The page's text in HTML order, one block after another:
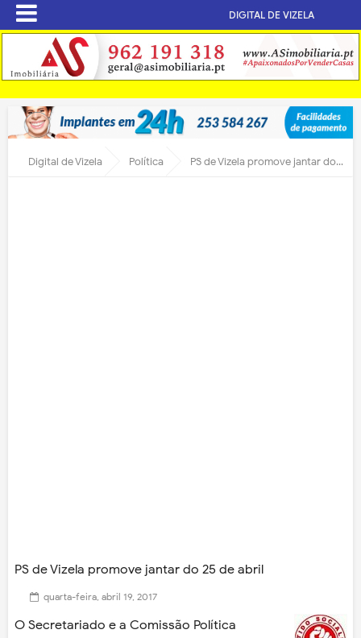
DIGITAL DE VIZELA
Digital de Vizela Política PS de Vizela promove jantar do 25 de abril
PS de Vizela promove jantar do 25 de abril
quarta-feira, abril 19, 2017
O Secretariado e a Comissão Política